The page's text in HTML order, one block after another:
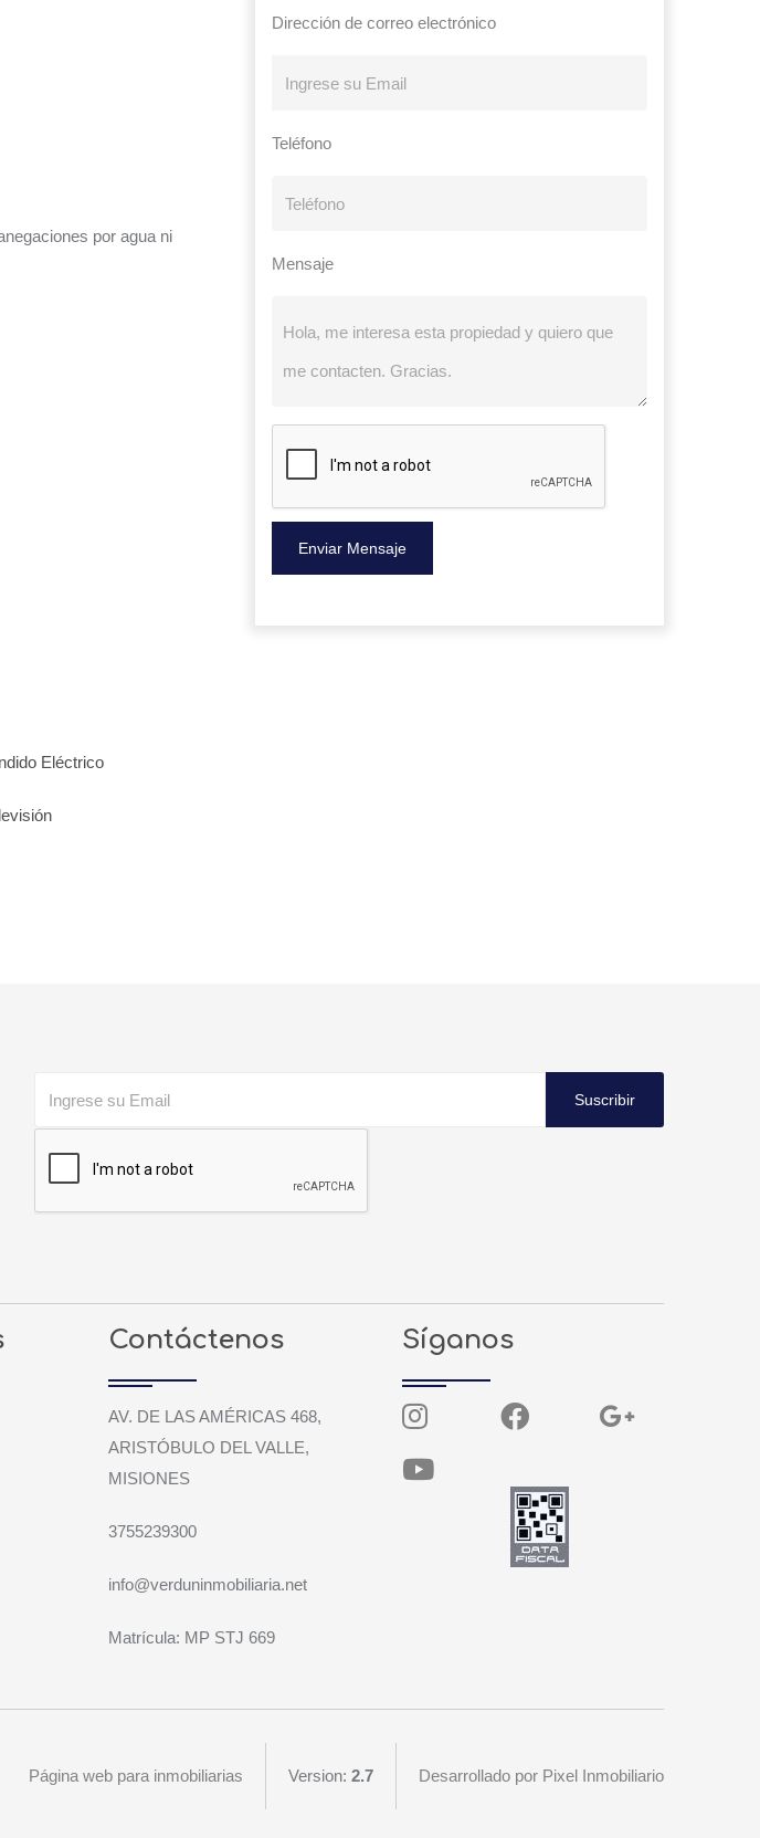
por agua ni
Eléctrico
Dirección de correo electrónico
Teléfono
Mensaje
Enviar Mensaje
Suscribir
Contáctenos
AV. DE LAS AMÉRICAS 468,
ARISTÓBULO DEL VALLE,
MISIONES
3755239300
info@verduninmobiliaria.net
Matrícula: MP STJ 669
Síganos
Página web para inmobiliarias Version: 2.7 Desarrollado por Pixel Inmobiliario